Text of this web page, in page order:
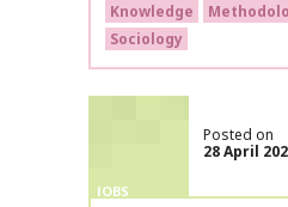
Knowledge
Sociology
JOBS
Posted on
28 April